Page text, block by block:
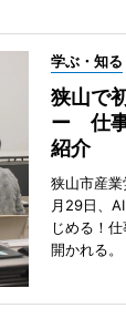
学ぶ・知る
狭山で
ー 仕事
紹介
狭山市産
月29日、
じめる！
開かれる。